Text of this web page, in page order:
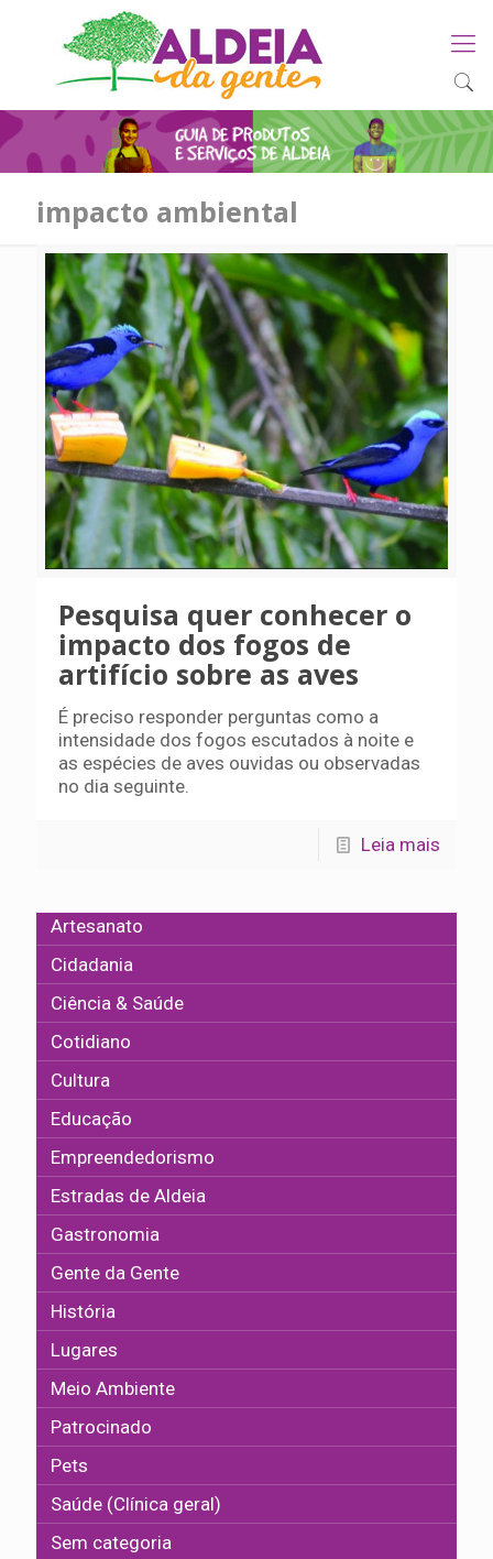
impacto ambiental
Pesquisa quer conhecer o
impacto dos fogos de
artifício sobre as aves
É preciso responder perguntas como a
intensidade dos fogos escutados à noite e
as espécies de aves ouvidas ou observadas
no dia seguinte.
Leia mais
Artesanato
Cidadania
Ciência & Saúde
Cotidiano
Cultura
Educação
Empreendedorismo
Estradas de Aldeia
Gastronomia
Gente da Gente
História
Lugares
Meio Ambiente
Patrocinado
Pets
Saúde (Clínica geral)
Sem categoria